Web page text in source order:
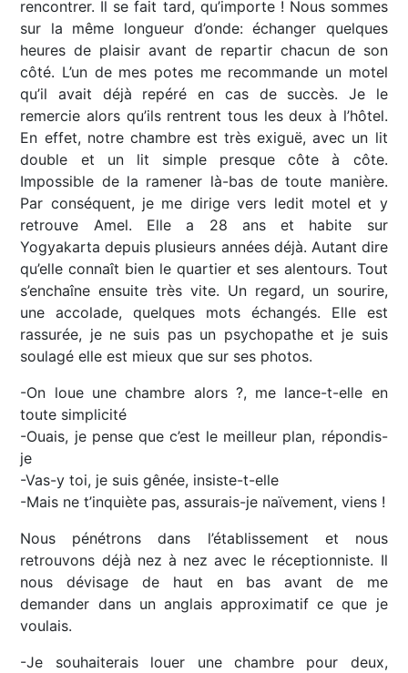
rencontrer. Il se fait tard, qu’importe ! Nous sommes
sur la même longueur d’onde: échanger quelques
heures de plaisir avant de repartir chacun de son
côté. L’un de mes potes me recommande un motel
qu’il avait déjà repéré en cas de succès. Je le
remercie alors qu’ils rentrent tous les deux à l’hôtel.
En effet, notre chambre est très exiguë, avec un lit
double et un lit simple presque côte à côte.
Impossible de la ramener là-bas de toute manière.
Par conséquent, je me dirige vers ledit motel et y
retrouve Amel. Elle a 28 ans et habite sur
Yogyakarta depuis plusieurs années déjà. Autant dire
qu’elle connaît bien le quartier et ses alentours. Tout
s’enchaîne ensuite très vite. Un regard, un sourire,
une accolade, quelques mots échangés. Elle est
rassurée, je ne suis pas un psychopathe et je suis
soulagé elle est mieux que sur ses photos.
-On loue une chambre alors ?, me lance-t-elle en
toute simplicité
-Ouais, je pense que c’est le meilleur plan, répondis-
je
-Vas-y toi, je suis gênée, insiste-t-elle
-Mais ne t’inquiète pas, assurais-je naïvement, viens !
Nous pénétrons dans l’établissement et nous
retrouvons déjà nez à nez avec le réceptionniste. Il
nous dévisage de haut en bas avant de me
demander dans un anglais approximatif ce que je
voulais.
-Je souhaiterais louer une chambre pour deux,